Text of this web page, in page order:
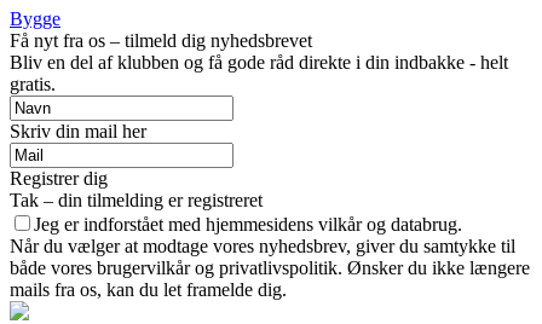
Bygge
Få nyt fra os – tilmeld dig nyhedsbrevet
Bliv en del af klubben og få gode råd direkte i din indbakke - helt
gratis.
Skriv din mail her
Registrer dig
Tak – din tilmelding er registreret
Jeg er indforstået med hjemmesidens vilkår og databrug.
Når du vælger at modtage vores nyhedsbrev, giver du samtykke til
både vores brugervilkår og privatlivspolitik. Ønsker du ikke længere
mails fra os, kan du let framelde dig.